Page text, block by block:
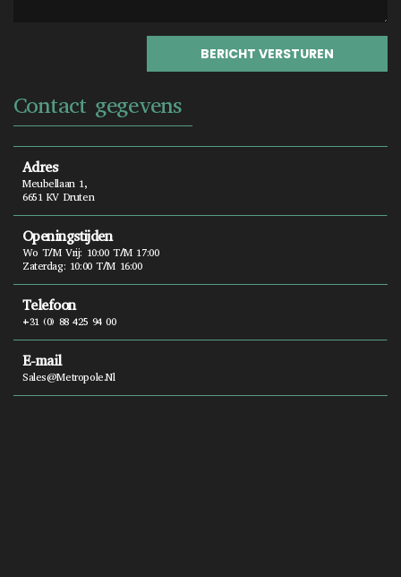
Contact gegevens
Adres
Meubellaan 1,
6651 KV Druten
Openingstijden
Wo T/m Vrij: 10:00 T/m 17:00
Zaterdag: 10:00 T/m 16:00
Telefoon
+31 (0) 88 425 94 00
E-mail
Sales@metropole.nl